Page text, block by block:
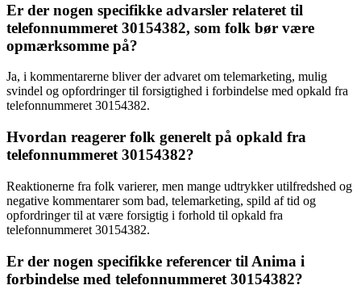
Er der nogen specifikke advarsler relateret til
telefonnummeret 30154382, som folk bør være
opmærksomme på?
Ja, i kommentarerne bliver der advaret om telemarketing, mulig
svindel og opfordringer til forsigtighed i forbindelse med opkald fra
telefonnummeret 30154382.
Hvordan reagerer folk generelt på opkald fra
telefonnummeret 30154382?
Reaktionerne fra folk varierer, men mange udtrykker utilfredshed og
negative kommentarer som bad, telemarketing, spild af tid og
opfordringer til at være forsigtig i forhold til opkald fra
telefonnummeret 30154382.
Er der nogen specifikke referencer til Anima i
forbindelse med telefonnummeret 30154382?